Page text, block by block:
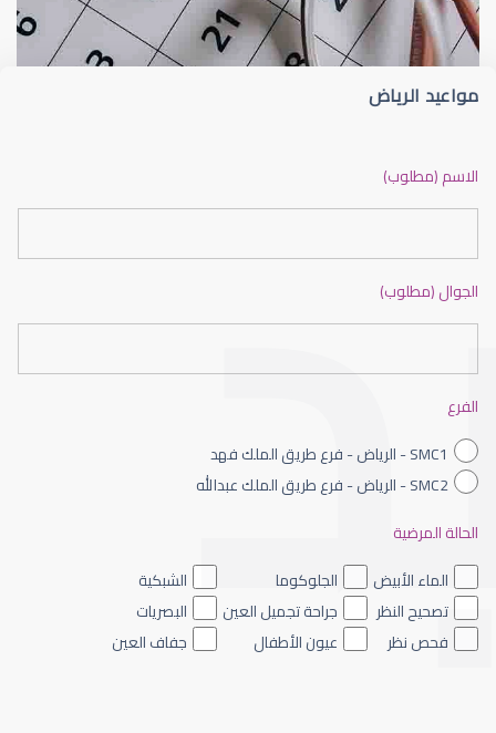
العمليات التجميلية للعين
الجراحة التجميلية للعيون
مواعيد الرياض
الاسم (مطلوب)
الجوال (مطلوب)
الفرع
SMC1 - الرياض - فرع طريق الملك فهد
SMC2 - الرياض - فرع طريق الملك عبدالله
الحالة المرضية
الماء الأبيض
الجلوكوما
الشبكية
تصحيح النظر
جراحة تجميل العين
البصريات
فحص نظر
عيون الأطفال جفاف العين